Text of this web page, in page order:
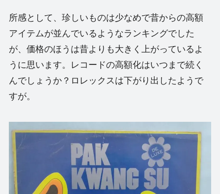
所感として、珍しいものは少なめで昔からの高額
アイテムが並んでいるようなランキングでした
が、価格のほうは昔よりも大きく上がっているよ
うに思います。レコードの高額化はいつまで続く
んでしょうか？ロレックスは下がり出したようで
すが。